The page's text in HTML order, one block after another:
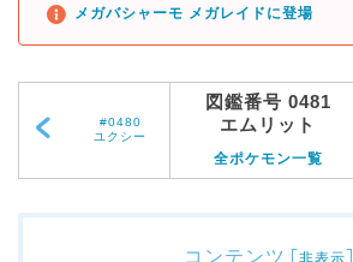
メガバシャーモ メガレイドに登場
#0480
ユクシー
図鑑番号 0481
エムリット
全ポケモン一覧
コンテンツ [非表示]